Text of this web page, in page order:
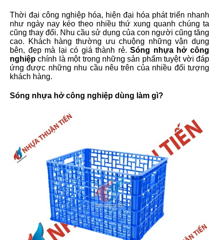
Thời đại công nghiệp hóa, hiện đại hóa phát triển nhanh
như ngày nay kéo theo nhiều thứ xung quanh chúng ta
cũng thay đổi. Nhu cầu sử dụng của con người cũng tăng
cao. Khách hàng thường ưu chuộng những vận dụng
bên, đẹp mà lại có giá thành rẻ.Sóng nhựa hở công
nghiệp chính là một trong những sản phẩm tuyệt vời đáp
ứng được những nhu cầu nêu trên của nhiều đối tượng
khách hàng.
Sóng nhựa hở công nghiệp dùng làm gì?